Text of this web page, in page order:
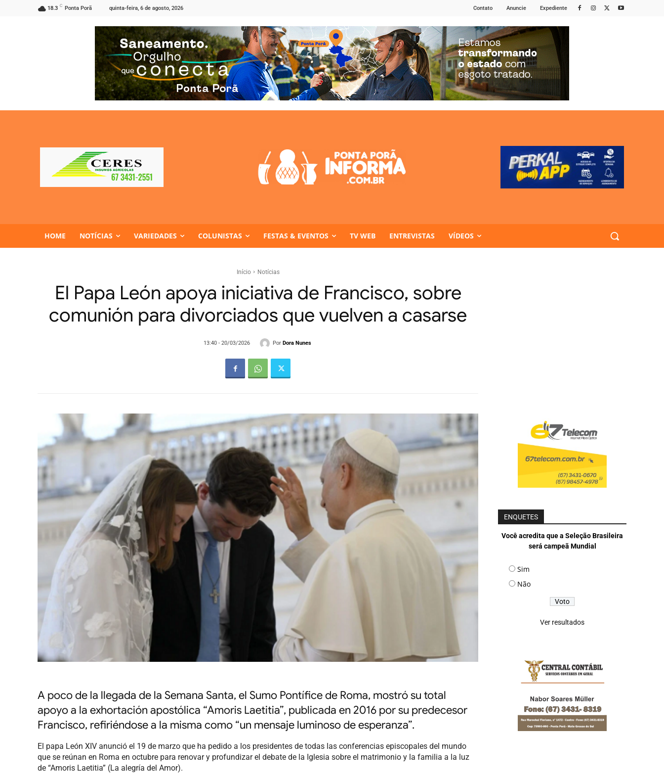
18.3 C Ponta Porã quinta-feira, 6 de agosto, 2026 Contato Anuncie Expediente
HOME NOTÍCIAS VARIEDADES COLUNISTAS FESTAS & EVENTOS TV WEB ENTREVISTAS VÍDEOS
Início Notícias
El Papa León apoya iniciativa de Francisco, sobre
comunión para divorciados que vuelven a casarse
13:40 - 20/03/2026 Por Dora Nunes
A poco de la llegada de la Semana Santa, el Sumo Pontífice de Roma, mostró su total
apoyo a la exhortación apostólica “Amoris Laetitia”, publicada en 2016 por su predecesor
Francisco, refiriéndose a la misma como “un mensaje luminoso de esperanza”.
El papa León XIV anunció el 19 de marzo que ha pedido a los presidentes de todas las conferencias episcopales del mundo
que se reúnan en Roma en octubre para renovar y profundizar el debate de la Iglesia sobre el matrimonio y la familia a la luz
de “Amoris Laetitia” (La alegría del Amor).
ENQUETES
Você acredita que a Seleção Brasileira
será campeã Mundial
Sim
Não
Ver resultados